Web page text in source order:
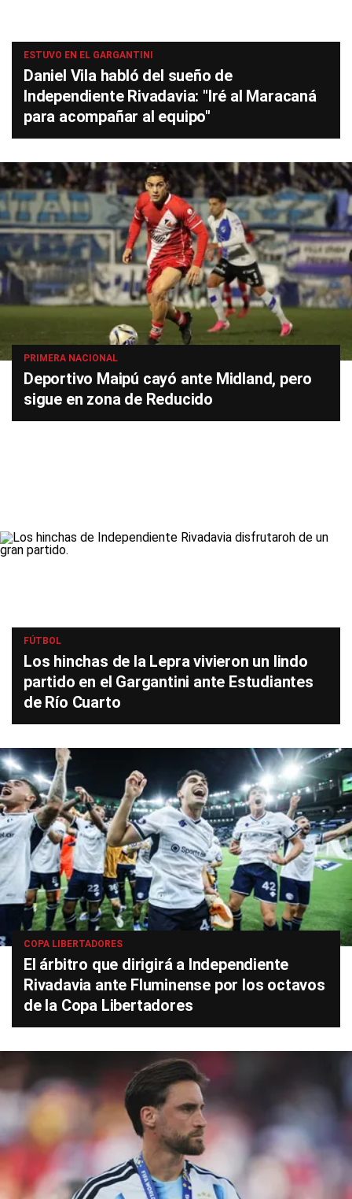
ESTUVO EN EL GARGANTINI
Daniel Vila habló del sueño de
Independiente Rivadavia: "Iré al Maracaná
para acompañar al equipo"
PRIMERA NACIONAL
Deportivo Maipú cayó ante Midland, pero
sigue en zona de Reducido
FÚTBOL
Los hinchas de la Lepra vivieron un lindo
partido en el Gargantini ante Estudiantes
de Río Cuarto
COPA LIBERTADORES
El árbitro que dirigirá a Independiente
Rivadavia ante Fluminense por los octavos
de la Copa Libertadores